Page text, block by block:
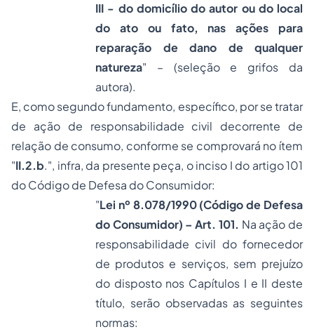
III - do domicílio do autor ou do local
do ato ou fato, nas ações para
reparação de dano de qualquer
natureza" – (seleção e grifos da
autora).
E, como segundo fundamento, específico, por se tratar
de ação de responsabilidade civil decorrente de
relação de consumo, conforme se comprovará no ítem
"II.2.b.", infra, da presente peça, o inciso I do artigo 101
do Código de Defesa do Consumidor:
"Lei nº 8.078/1990 (Código de Defesa
do Consumidor) – Art. 101. Na ação de
responsabilidade civil do fornecedor
de produtos e serviços, sem prejuízo
do disposto nos Capítulos I e II deste
título, serão observadas as seguintes
normas: